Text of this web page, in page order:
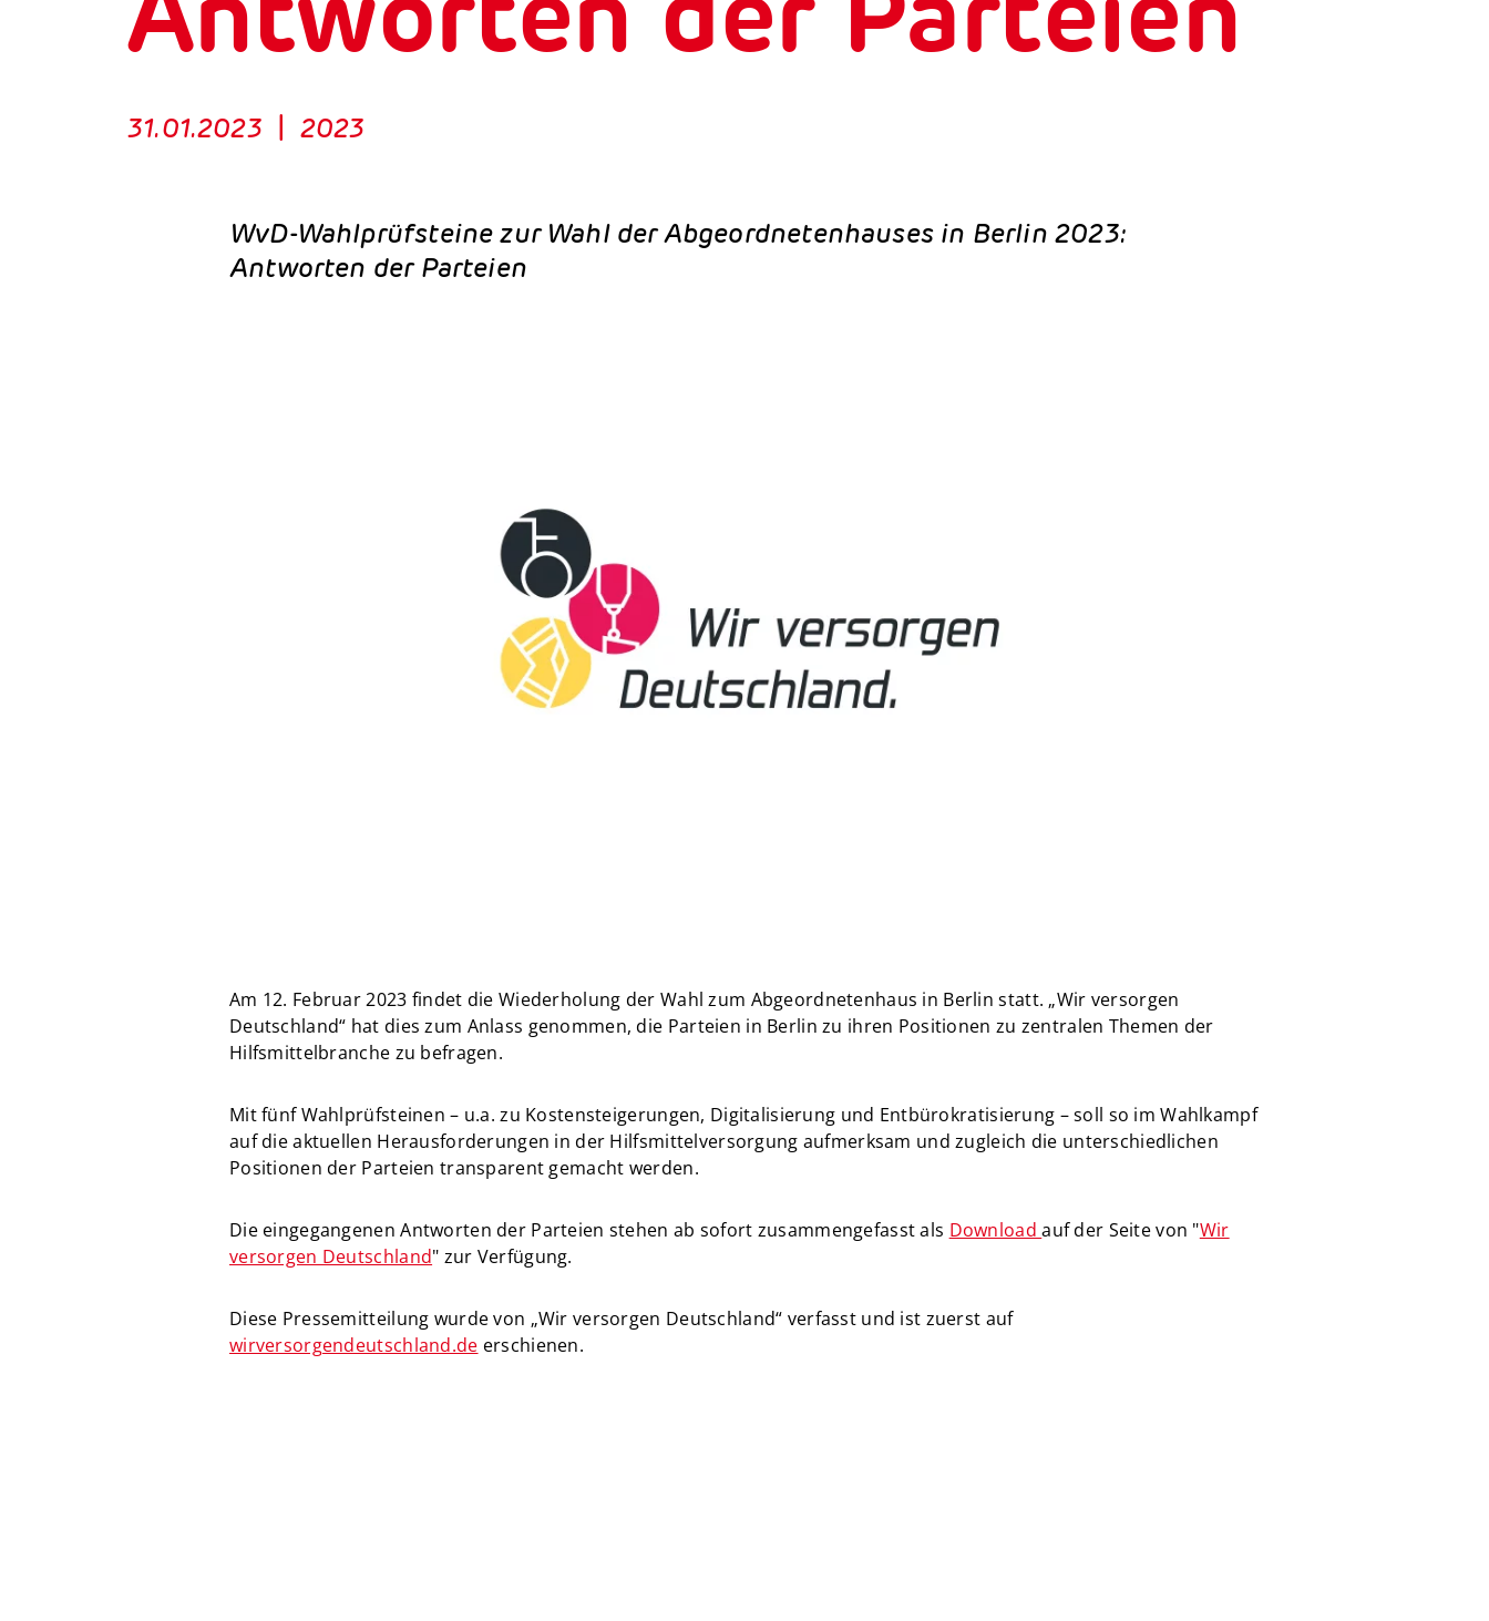
31.01.2023 2023
WvD-Wahlprüfsteine zur Wahl der Abgeordnetenhauses in Berlin 2023:
Antworten der Parteien
Am 12. Februar 2023 findet die Wiederholung der Wahl zum Abgeordnetenhaus in Berlin statt. „Wir versorgen
Deutschland“ hat dies zum Anlass genommen, die Parteien in Berlin zu ihren Positionen zu zentralen Themen der
Hilfsmittelbranche zu befragen.
Mit fünf Wahlprüfsteinen – u.a. zu Kostensteigerungen, Digitalisierung und Entbürokratisierung – soll so im Wahlkampf
auf die aktuellen Herausforderungen in der Hilfsmittelversorgung aufmerksam und zugleich die unterschiedlichen
Positionen der Parteien transparent gemacht werden.
Die eingegangenen Antworten der Parteien stehen ab sofort zusammengefasst als Downloadauf der Seite von "Wir
versorgen Deutschland" zur Verfügung.
Diese Pressemitteilung wurde von „Wir versorgen Deutschland“ verfasst und ist zuerst auf
wirversorgendeutschland.de ​​​​​​​ erschienen.